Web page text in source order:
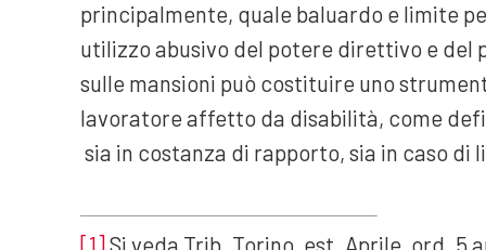
principalmente, quale baluardo e limite
utilizzo abusivo del potere direttivo e del
sulle mansioni può costituire uno
lavoratore affetto da disabilità, come
sia in costanza di rapporto, sia in caso di
[1]Si veda Trib. Torino, est. Aprile, ord. 5